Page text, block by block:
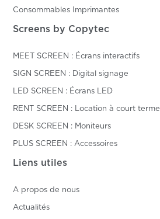
Consommables Imprimantes
Screens by Copytec
MEET SCREEN : Écrans interactifs
SIGN SCREEN : Digital signage
LED SCREEN : Écrans LED
RENT SCREEN : Location à court terme
DESK SCREEN : Moniteurs
PLUS SCREEN : Accessoires
Liens utiles
A propos de nous
Actualités